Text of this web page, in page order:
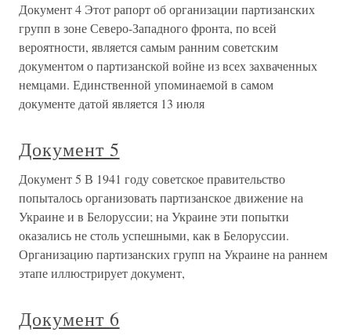
Документ 4 Этот рапорт об организации партизанских
групп в зоне Северо-Западного фронта, по всей
вероятности, является самым ранним советским
документом о партизанской войне из всех захваченных
немцами. Единственной упоминаемой в самом
документе датой является 13 июля
Документ 5
Документ 5 В 1941 году советское правительство
попыталось организовать партизанское движение на
Украине и в Белоруссии; на Украине эти попытки
оказались не столь успешными, как в Белоруссии.
Организацию партизанских групп на Украине на раннем
этапе иллюстрирует документ,
Документ 6